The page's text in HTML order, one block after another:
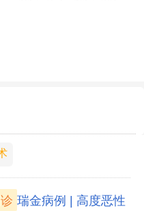
瑞金病例 | 高度恶性